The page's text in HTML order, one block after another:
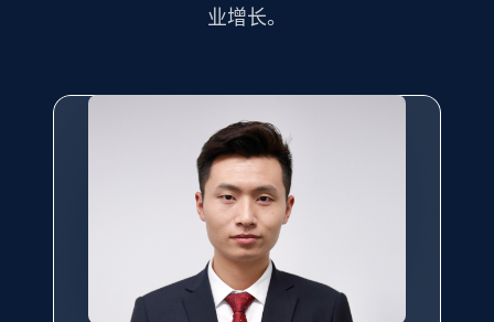
业增长。